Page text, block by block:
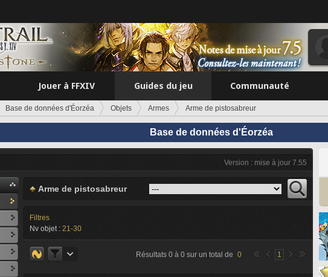
Jouer à FFXIV Guides du jeu Communauté
Base de données d'Éorzéa Objets Armes Arme de pistosabreur
Base de données d'Éorzéa
Version : mise à jour 7.55
Arme de pistosabreur
Filtres
Nv objet : 21-30
Résultats 0 à 0 sur un total de 0 1